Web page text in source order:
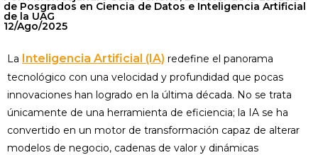
de Posgrados en Ciencia de Datos e Inteligencia Artificial
de la UAG
12/Ago/2025
La Inteligencia Artificial (IA) redefine el panorama
tecnológico con una velocidad y profundidad que pocas
innovaciones han logrado en la última década. No se trata
únicamente de una herramienta de eficiencia; la IA se ha
convertido en un motor de transformación capaz de alterar
modelos de negocio, cadenas de valor y dinámicas